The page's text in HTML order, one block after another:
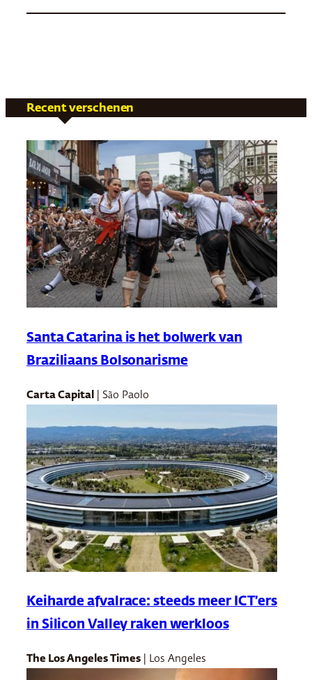
Recent verschenen
Santa Catarina is het bolwerk van
Braziliaans Bolsonarisme
Carta Capital | São Paolo
Keiharde afvalrace: steeds meer ICT’ers
in Silicon Valley raken werkloos
The Los Angeles Times | Los Angeles